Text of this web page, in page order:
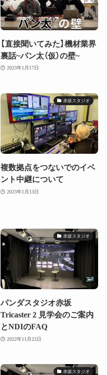
【直接聞いてみた】機材業界
裏話~パン太（仮）の壁~
2023年1月17日
赤坂スタジオ
複数拠点をつないでのイベ
ント中継について
2023年1月13日
赤坂スタジオ
パンダスタジオ赤坂
Tricaster 2 見学会のご案内
とNDIのFAQ
2022年11月22日
赤坂スタジオ